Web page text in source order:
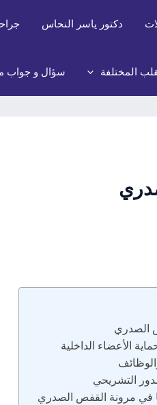
دكتور ياسر النحاس
المختلفة سؤال و جواب
الصدري
الأعضاء الداخلية
التشريحي
في مرونة القفص الصدري